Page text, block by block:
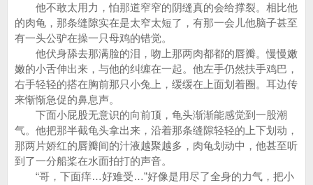
他不敢太用力，怕那道窄窄的阴缝真的会给撑裂。相比他
的肉龟，那条缝隙实在是太窄太短了，有那一会儿他脑子甚至
有一头公驴在操一只母鸡的错觉。
他伏身舔去那满脸的泪，吻上那两肉都都的唇瓣。慢慢嫩
嫩的小舌伸出来，与他的纠缠在一起。他左手仍然扶手鸡巴，
右手轻轻的搭在胸前那只小兔上，缓缓在上面划着圈。耳边传
来惭惭急促的鼻息声。
下面小屁股无意识的向前顶，龟头渐渐能感觉到一股潮
气。他把那半截龟头拿出来，沿着那条缝隙轻轻的上下划动，
那两片娇红的唇瓣间的汁液越聚越多，肉龟划动中，他甚至听
到了一分船桨在水面拍打的声音。
“哥，下面痒…好难受…”好像是用尽了全身的力气，把小